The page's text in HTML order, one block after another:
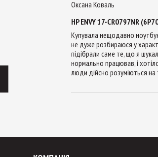
Оксана Коваль
HP ENVY 17-CR0797NR
Купувала нещодавно
не дуже розбираюся у
підібрали саме те, що я
нормально працював, і
люди дійсно розуміються